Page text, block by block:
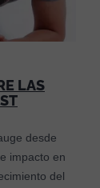
LAS
desde
impacto en
del